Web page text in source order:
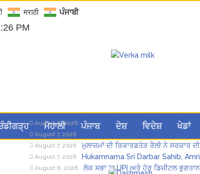
मराठी ਪੰਜਾਬੀ
PM
ਮੋਹਾਲੀ ਪੰਜਾਬ ਦੇਸ਼ ਵਿਦੇਸ਼ ਖੇਡਾਂ
August 8, 2026 Hukamnama Sri Darbar Sahib,
August 7, 2026
August 7, 2026 ਮੁਲਾਜ਼ਮਾਂ ਦੀ ਰਿਕਾਰਡਤੋੜ ਰੈਲੀ ਨੇ ਸਰਕਾਰ
August 7, 2026 Hukamnama Sri Darbar Sahib,
August 6, 2026 ਲੋਕ ਸਭਾ ‘ਚ UPI ਅਤੇ ਹੋਰ ਡਿਜ਼ੀਟਲ